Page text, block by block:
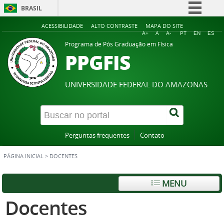
BRASIL
Simplifique!
Comunica BR
Acesso à informação
Legislação
Canais
ACESSIBILIDADE ALTO CONTRASTE MAPA DO SITE
A+ A A- PT EN ES
Programa de Pós Graduação em Física
PPGFIS
UNIVERSIDADE FEDERAL DO AMAZONAS
Perguntas frequentes Contato
PÁGINA INICIAL > DOCENTES
MENU
Docentes